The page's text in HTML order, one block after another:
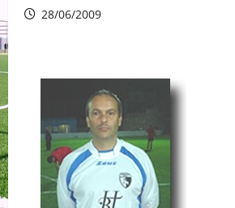
28/06/2009